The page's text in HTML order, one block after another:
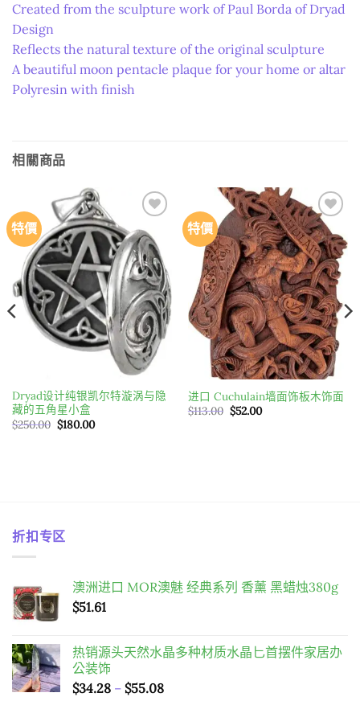
Created from the sculpture work of Paul Borda of Dryad
Design
Reflects the natural texture of the original sculpture
A beautiful moon pentacle plaque for your home or altar
Polyresin with finish
相關商品
特價
Add to
wishlist
Dryad设计纯银凯尔特漩涡与隐
藏的五角星小盒
$250.00 原
始
$180.00目
特價
Add to
wishlist
进口 Cuchulain墙面饰板木饰面
$113.00 原
始
$52.00目
折扣专区
澳洲进口 MOR澳魅 经典系列 香薰 黑蜡烛380g
$51.61
热销源头天然水晶多种材质水晶匕首摆件家居办
公装饰
$34.28 – $55.08價